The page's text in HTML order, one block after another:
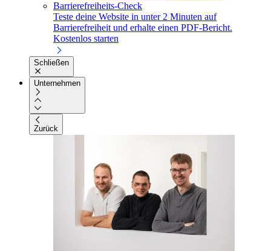
Barrierefreiheits-Check
Teste deine Website in unter 2 Minuten auf
Barrierefreiheit und erhalte einen PDF-Bericht.
Kostenlos starten
Schließen
Unternehmen
Zurück